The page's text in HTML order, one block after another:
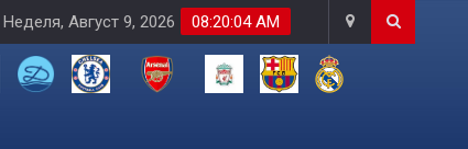
08:20:06 AM
Неделя, Август 9, 2026